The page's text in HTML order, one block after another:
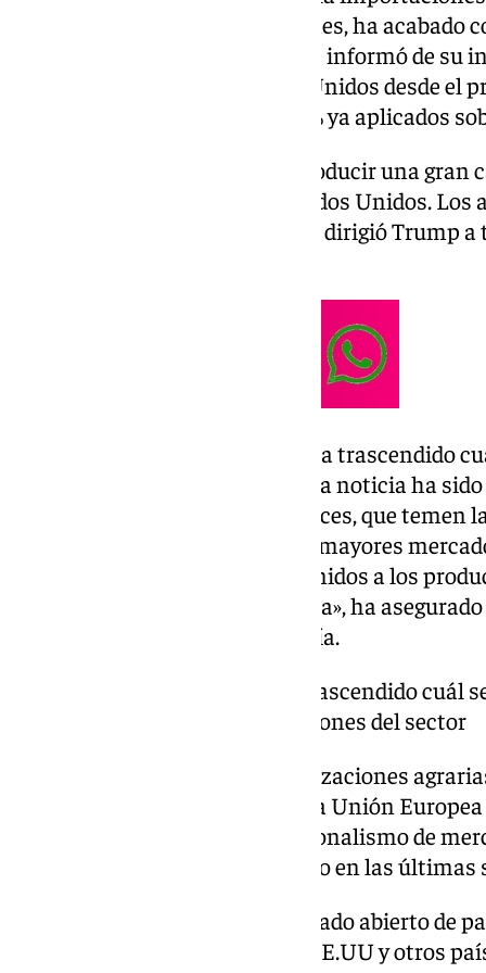
posibilidad que, este pasado lunes, ha
presidente estadounidense, que informó de su
agrarios que entren a Estados Unidos desde el
sumará a los impuestos del 25% ya aplicados
«Prepárense para empezar a producir una
que se venderán dentro de Estados Unidos.
bienes externos el 2 de abril», se dirigió Trump
Aunque hasta el momento no ha trascendido
a las importaciones del sector, la noticia ha
parte de los agricultores andaluces, que temen
estas medidas sobre uno de los mayores
fuertes aranceles de Estados Unidos a los
agricultura va a salir perjudicada», ha
organización de COAG Andalucía.
hasta el momento no ha trascendido cuál
arancelario a las importaciones del sector
En las últimas horas, las organizaciones
aunado sus voces para pedir a la Unión
defensa del sector ante el «nacionalismo de
desde el gigante norteamericano en las últimas
«Europa no puede tener el mercado abierto de
negocio a nuestro mercado. Si EE.UU y otros